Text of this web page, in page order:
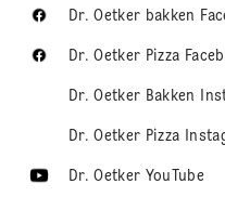
Dr. Oetker bakken
Dr. Oetker Pizza
Dr. Oetker Bakken
Dr. Oetker Pizza
Dr. Oetker YouTube